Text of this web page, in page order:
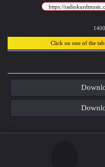
Click on one of the